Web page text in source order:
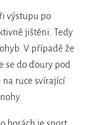
výstupu po
jištěni. Tedy
V případě že
se do ďoury pod
na ruce svírající